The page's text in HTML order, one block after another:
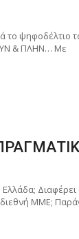
το ψηφοδέλτιο
& ΠΛΗΝ… Με
Ελλάδα;
ΜΜΕ;